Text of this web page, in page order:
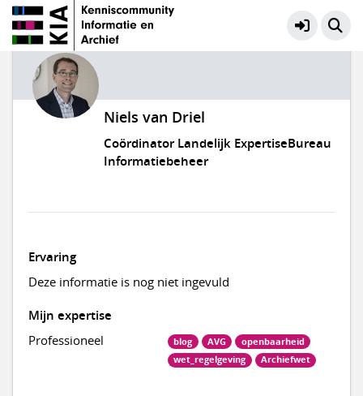
Niels van Driel
Coördinator Landelijk ExpertiseBureau
Informatiebeheer
Ervaring
Deze informatie is nog niet ingevuld
Mijn expertise
Professioneel blog AVG
openbaarheid
wet_regelgeving
Archiefwet